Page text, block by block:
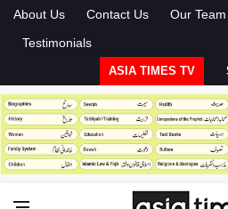
About Us Contact Us Our Team
Testimonials
ASIA TIMES TV